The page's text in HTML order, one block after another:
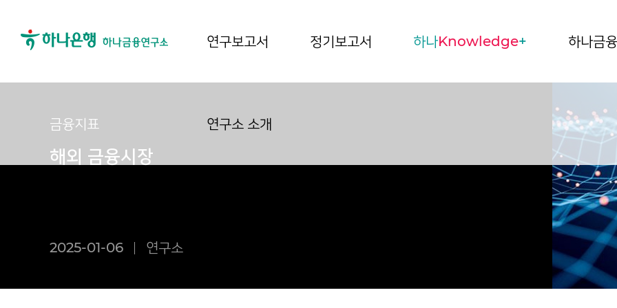
연구보고서 정기보고서 하나Knowledge+ 하나금
연구소 소개
금융지표
해외 금융시장
2025-01-06 연구소